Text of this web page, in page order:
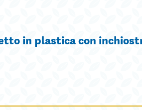
in plastica con